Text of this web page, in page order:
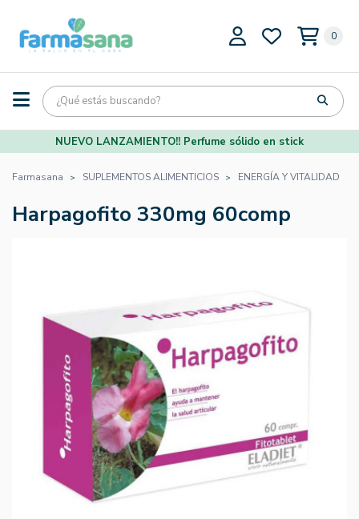
0
NUEVO LANZAMIENTO!! Perfume sólido en stick
Farmasana SUPLEMENTOS ALIMENTICIOS ENERGÍA Y VITALIDAD
Harpagofito 330mg 60comp